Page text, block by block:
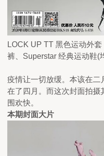
LOCK UP TT 黑色运动外
裤、Superstar 经典运动鞋(
疫情让一切放缓。本该在二
在了四月。而这次封面拍
围欢快。
本期封面大片